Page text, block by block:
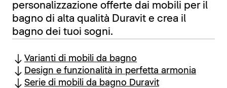
personalizzazione offerte dai mobili per il
bagno di alta qualità Duravit e crea il
bagno dei tuoi sogni.
Varianti di mobili da bagno
Design e funzionalità in perfetta armonia
Serie di mobili da bagno Duravit